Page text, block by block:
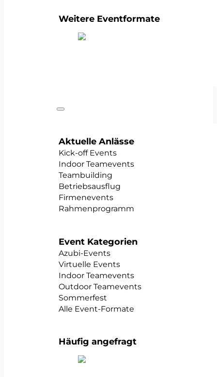
Weitere Eventformate
Aktuelle Anlässe
Kick-off Events
Indoor Teamevents
Teambuilding
Betriebsausflug
Firmenevents
Rahmenprogramm
Event Kategorien
Azubi-Events
Virtuelle Events
Indoor Teamevents
Outdoor Teamevents
Sommerfest
Alle Event-Formate
Häufig angefragt